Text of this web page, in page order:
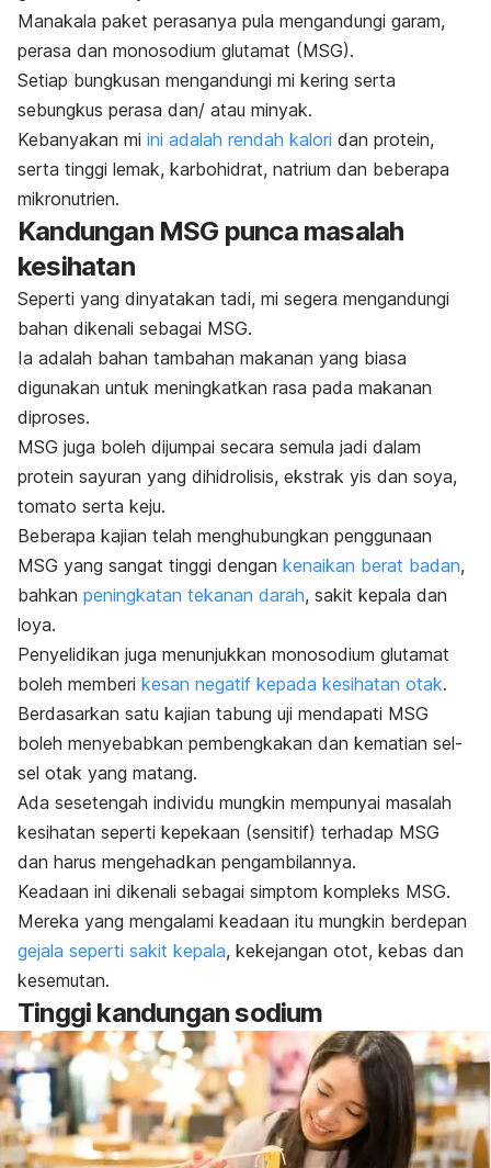
Manakala paket perasanya pula mengandungi garam,
perasa dan monosodium glutamat (MSG).
Setiap bungkusan mengandungi mi kering serta
sebungkus perasa dan/ atau minyak.
Kebanyakan mi ini adalah rendah kalori dan protein,
serta tinggi lemak, karbohidrat, natrium dan beberapa
mikronutrien.
Kandungan MSG punca masalah
kesihatan
Seperti yang dinyatakan tadi, mi segera mengandungi
bahan dikenali sebagai MSG.
Ia adalah bahan tambahan makanan yang biasa
digunakan untuk meningkatkan rasa pada makanan
diproses.
MSG juga boleh dijumpai secara semula jadi dalam
protein sayuran yang dihidrolisis, ekstrak yis dan soya,
tomato serta keju.
Beberapa kajian telah menghubungkan penggunaan
MSG yang sangat tinggi dengan kenaikan berat badan,
bahkan peningkatan tekanan darah, sakit kepala dan
loya.
Penyelidikan juga menunjukkan monosodium glutamat
boleh memberi kesan negatif kepada kesihatan otak.
Berdasarkan satu kajian tabung uji mendapati MSG
boleh menyebabkan pembengkakan dan kematian sel-
sel otak yang matang.
Ada sesetengah individu mungkin mempunyai masalah
kesihatan seperti kepekaan (sensitif) terhadap MSG
dan harus mengehadkan pengambilannya.
Keadaan ini dikenali sebagai simptom kompleks MSG.
Mereka yang mengalami keadaan itu mungkin berdepan
gejala seperti sakit kepala, kekejangan otot, kebas dan
kesemutan.
Tinggi kandungan sodium